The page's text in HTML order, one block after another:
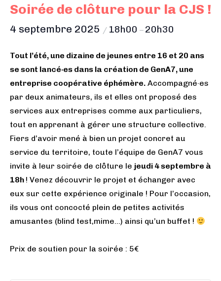
Soirée de clôture pour la CJS !
4 septembre 2025 / 18h00 – 20h30
Tout l’été, une dizaine de jeunes entre 16 et 20 ans
se sont lancé·es dans la création de GenA7, une
entreprise coopérative éphémère. Accompagné·es
par deux animateurs, ils et elles ont proposé des
services aux entreprises comme aux particuliers,
tout en apprenant à gérer une structure collective.
Fiers d’avoir mené à bien un projet concret au
service du territoire, toute l’équipe de GenA7 vous
invite à leur soirée de clôture le jeudi 4 septembre à
18h ! Venez découvrir le projet et échanger avec
eux sur cette expérience originale ! Pour l’occasion,
ils vous ont concocté plein de petites activités
amusantes (blind test,mime…) ainsi qu’un buffet !
Prix de soutien pour la soirée : 5€